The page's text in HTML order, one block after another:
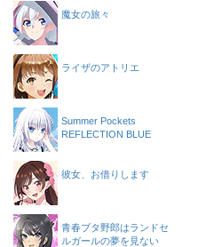
魔女の旅々
ライザのアトリエ
Summer Pockets
REFLECTION BLUE
彼女、お借りします
青春ブタ野郎はランドセ
ルガールの夢を見ない